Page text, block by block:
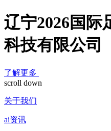
辽宁2026国际
科技有限公司
了解更多
scroll down
关于我们
ai资讯